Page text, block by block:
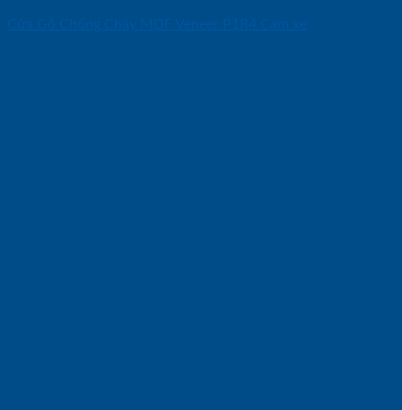
Cửa Gỗ Chống Cháy MDF Veneer P1R4 Cam xe